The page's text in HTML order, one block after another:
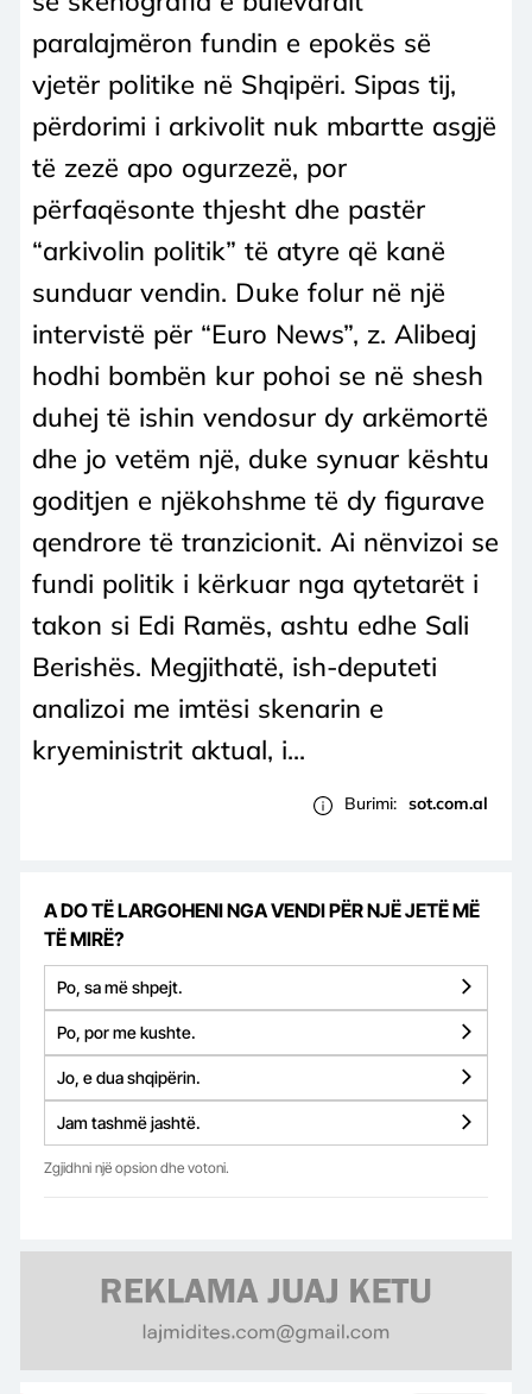
paralajmëron fundin e epokës së
vjetër politike në Shqipëri. Sipas tij,
përdorimi i arkivolit nuk mbartte asgjë
të zezë apo ogurzezë, por
përfaqësonte thjesht dhe pastër
“arkivolin politik” të atyre që kanë
sunduar vendin. Duke folur në një
intervistë për “Euro News”, z. Alibeaj
hodhi bombën kur pohoi se në shesh
duhej të ishin vendosur dy arkëmortë
dhe jo vetëm një, duke synuar kështu
goditjen e njëkohshme të dy figurave
qendrore të tranzicionit. Ai nënvizoi se
fundi politik i kërkuar nga qytetarët i
takon si Edi Ramës, ashtu edhe Sali
Berishës. Megjithatë, ish-deputeti
analizoi me imtësi skenarin e
kryeministrit aktual, i...
Burimi: sot.com.al
A DO TË LARGOHENI NGA VENDI PËR NJË JETË MË
TË MIRË?
Po, sa më shpejt.
Po, por me kushte.
Jo, e dua shqipërin.
Jam tashmë jashtë.
Zgjidhni një opsion dhe votoni.